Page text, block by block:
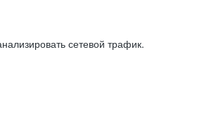
сетевой трафик.